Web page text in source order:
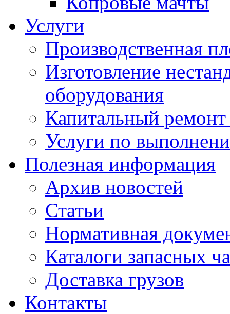
Услуги
Производственная
Изготовление
оборудования
Капитальный ремонт
Услуги по
Полезная информация
Архив новостей
Статьи
Нормативная
Каталоги запасных
Доставка грузов
Контакты